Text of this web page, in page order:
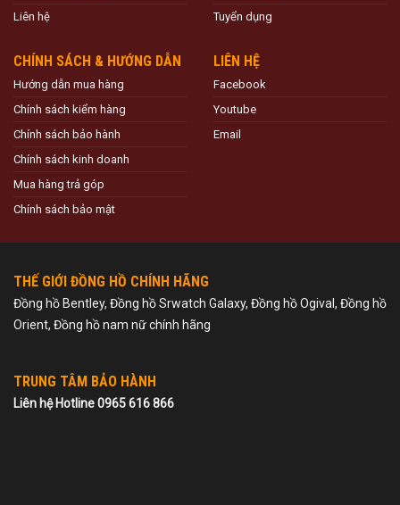
Liên hệ
Tuyển dụng
CHÍNH SÁCH & HƯỚNG DẪN
Hướng dẫn mua hàng
Chính sách kiểm hàng
Chính sách bảo hành
Chính sách kinh doanh
Mua hàng trả góp
Chính sách bảo mật
LIÊN HỆ
Facebook
Youtube
Email
THẾ GIỚI ĐỒNG HỒ CHÍNH HÃNG
Đồng hồ Bentley, Đồng hồ Srwatch Galaxy, Đồng hồ Ogival, Đồng hồ
Orient, Đồng hồ nam nữ chính hãng
TRUNG TÂM BẢO HÀNH
Liên hệ Hotline 0965 616 866